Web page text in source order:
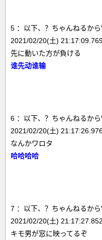
5 ：以下、？ちゃんねるから
2021/02/20(土)
先に動いた方が負ける
谁先动谁输
6 ：以下、？ちゃんねるから
2021/02/20(土)
なんかワロタ
哈哈哈哈
7 ：以下、？ちゃんねるから
2021/02/20(土)
キモ男が窓に映ってるぞ